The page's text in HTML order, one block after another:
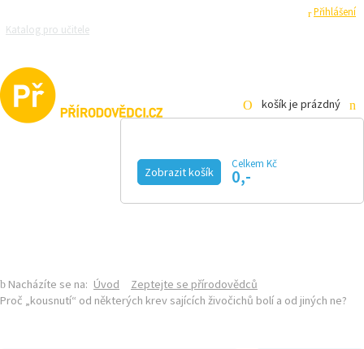
Přihlášení
Katalog pro učitele
košík je prázdný
Zobrazit košík
Celkem Kč
0,-
Nacházíte se na: Úvod
Zeptejte se přírodovědců
Proč „kousnutí“ od některých krev sajících živočichů bolí a od jiných ne?